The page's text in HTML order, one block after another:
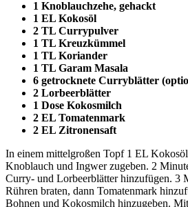
1 Knoblauchzehe, gehackt
1 EL Kokosöl
2 TL Currypulver
1 TL Kreuzkümmel
1 TL Koriander
1 TL Garam Masala
6 getrocknete Curryblätter
2 Lorbeerblätter
1 Dose Kokosmilch
2 EL Tomatenmark
2 EL Zitronensaft
In einem mittelgroßen Topf 1 EL
Knoblauch und Ingwer zugeben. 2
Curry- und Lorbeerblätter hinzufügen. 3
Rühren braten, dann Tomatenmark
Bohnen und Kokosmilch hinzugeben.